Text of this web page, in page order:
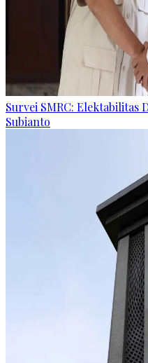
Survei SMRC: Elektabilitas
Subianto